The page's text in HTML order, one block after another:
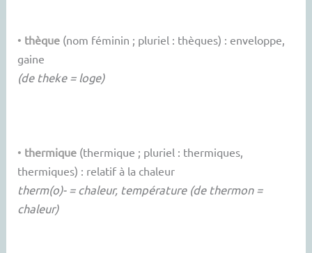
• thèque (nom féminin ; pluriel : thèques) : enveloppe,
gaine
(de theke = loge)
• thermique (thermique ; pluriel : thermiques,
thermiques) : relatif à la chaleur
therm(o)- = chaleur, température (de thermon =
chaleur)